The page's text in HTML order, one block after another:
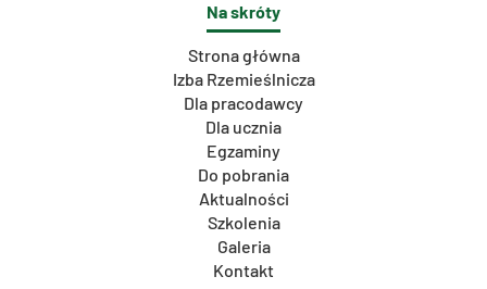
Na skróty
Strona główna
Izba Rzemieślnicza
Dla pracodawcy
Dla ucznia
Egzaminy
Do pobrania
Aktualności
Szkolenia
Galeria
Kontakt